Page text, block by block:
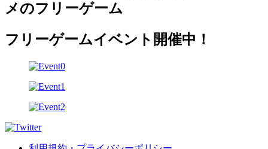
メのフリーゲーム
フリーゲームイベント開催中！